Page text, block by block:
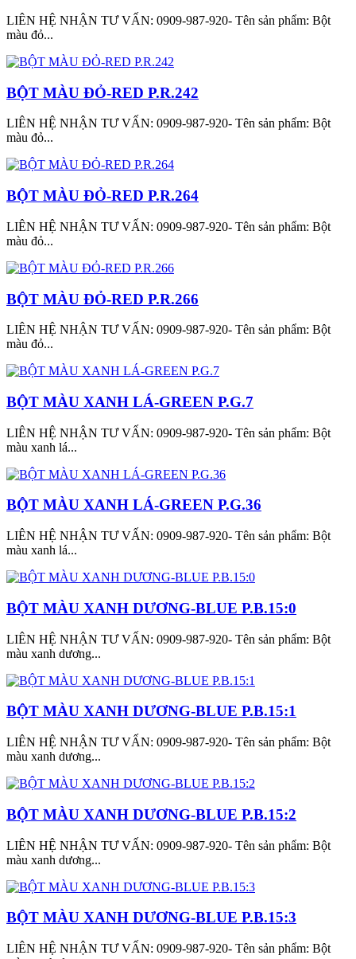
LIÊN HỆ NHẬN TƯ VẤN: 0909-987-920- Tên sản phẩm: Bột
màu đỏ...
BỘT MÀU ĐỎ-RED P.R.242
LIÊN HỆ NHẬN TƯ VẤN: 0909-987-920- Tên sản phẩm: Bột
màu đỏ...
BỘT MÀU ĐỎ-RED P.R.264
LIÊN HỆ NHẬN TƯ VẤN: 0909-987-920- Tên sản phẩm: Bột
màu đỏ...
BỘT MÀU ĐỎ-RED P.R.266
LIÊN HỆ NHẬN TƯ VẤN: 0909-987-920- Tên sản phẩm: Bột
màu đỏ...
BỘT MÀU XANH LÁ-GREEN P.G.7
LIÊN HỆ NHẬN TƯ VẤN: 0909-987-920- Tên sản phẩm: Bột
màu xanh lá...
BỘT MÀU XANH LÁ-GREEN P.G.36
LIÊN HỆ NHẬN TƯ VẤN: 0909-987-920- Tên sản phẩm: Bột
màu xanh lá...
BỘT MÀU XANH DƯƠNG-BLUE P.B.15:0
LIÊN HỆ NHẬN TƯ VẤN: 0909-987-920- Tên sản phẩm: Bột
màu xanh dương...
BỘT MÀU XANH DƯƠNG-BLUE P.B.15:1
LIÊN HỆ NHẬN TƯ VẤN: 0909-987-920- Tên sản phẩm: Bột
màu xanh dương...
BỘT MÀU XANH DƯƠNG-BLUE P.B.15:2
LIÊN HỆ NHẬN TƯ VẤN: 0909-987-920- Tên sản phẩm: Bột
màu xanh dương...
BỘT MÀU XANH DƯƠNG-BLUE P.B.15:3
LIÊN HỆ NHẬN TƯ VẤN: 0909-987-920- Tên sản phẩm: Bột